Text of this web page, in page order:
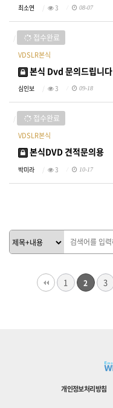
최소연 3 08-07
접수완료
VDSLR본식
본식 Dvd 문의드립니다
심인보 3 09-18
접수완료
VDSLR본식
본식DVD 견적문의용
박미라 3 10-17
1 2 3
개인정보처리방침